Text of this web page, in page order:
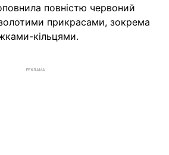
повністю червоний
прикрасами, зокрема
кільцями.
РЕКЛАМА